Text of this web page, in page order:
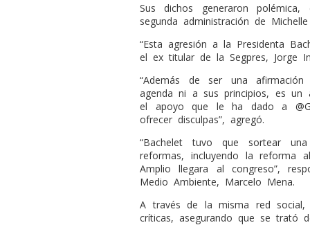
Sus dichos generaron
segunda administración de
“Esta agresión a la Presidenta
el ex titular de la Segpres, Jorge
“Además de ser una
agenda ni a sus principios, es un
el apoyo que le ha dado a
ofrecer disculpas”, agregó.
“Bachelet tuvo que sortear
reformas, incluyendo la reforma
Amplio llegara al congreso”,
Medio Ambiente, Marcelo Mena.
A través de la misma red
críticas, asegurando que se trató